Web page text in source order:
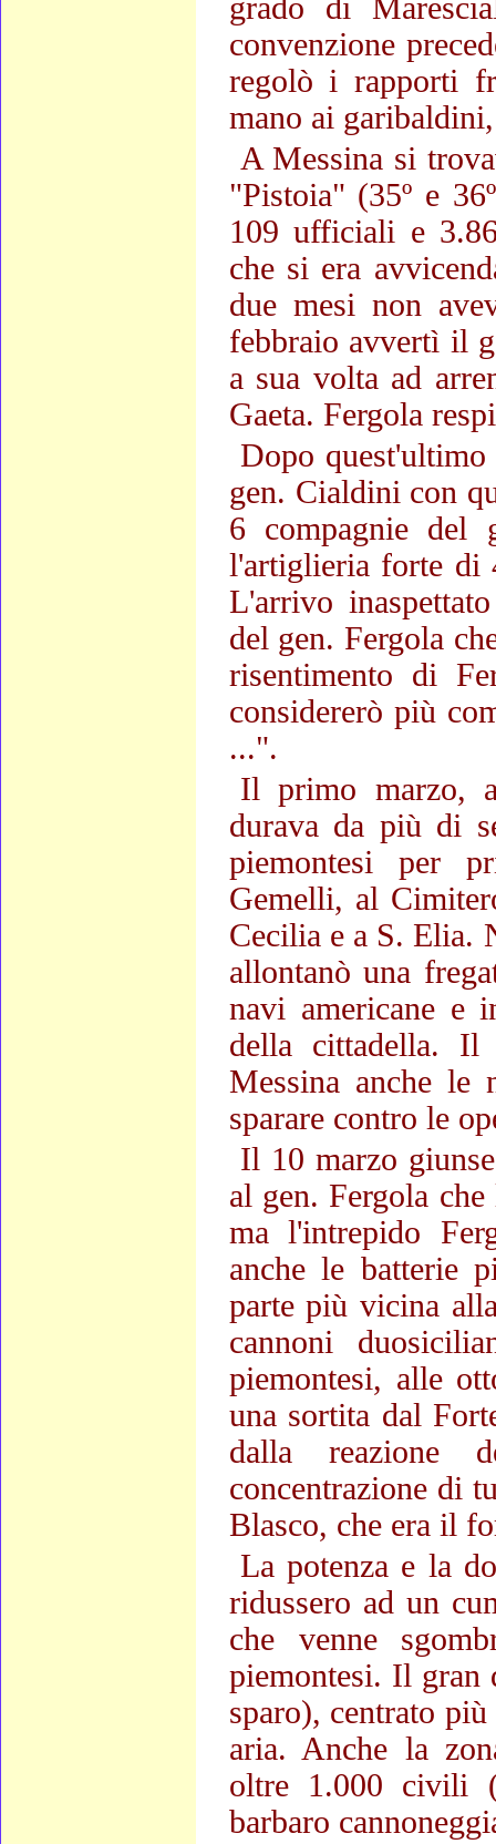
grado di
convenzione
regolò i rapporti
mano ai
A Messina si
"Pistoia" (35º e
109 ufficiali e
che si era
due mesi non
febbraio avvertì il
a sua volta ad
Gaeta. Fergola
Dopo
gen. Cialdini con
6 compagnie del
l'artiglieria forte di
L'arrivo
del gen. Fergola
risentimento di
considererò più
...".
Il primo marzo,
durava da più di
piemontesi per
Gemelli, al
Cecilia e a S. Elia.
allontanò una
navi americane e
della cittadella.
Messina anche
sparare contro le
Il 10 marzo
al gen. Fergola
ma l'intrepido
anche le batterie
parte più vicina
cannoni
piemontesi, alle
una sortita dal
dalla reazione
concentrazione di
Blasco, che era il
La potenza e la
ridussero ad un
che venne
piemontesi. Il gran
sparo), centrato
aria. Anche la
oltre 1.000 civili
barbaro